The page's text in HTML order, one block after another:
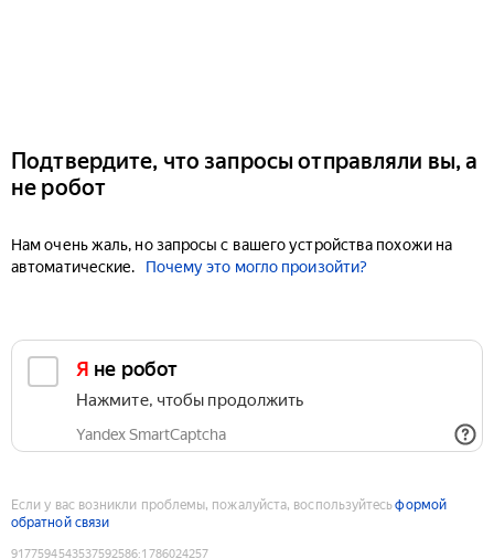
Подтвердите, что запросы отправляли вы, а
не робот
Нам очень жаль, но запросы с вашего устройства похожи на
автоматические.
Почему это могло произойти?
Я не робот
Нажмите, чтобы продолжить
Yandex SmartCaptcha
Если у вас возникли проблемы, пожалуйста, воспользуйтесьформой
обратной связи
9177594543537592586:1786024257